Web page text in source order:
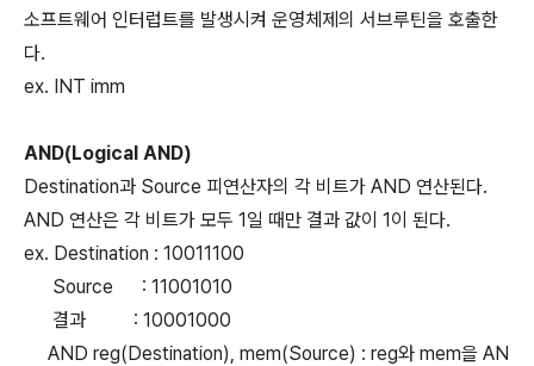
소프트웨어 인터럽트를 발생시켜 운영체제의 서브루틴을 호출한
다.
ex. INT imm
AND(Logical AND)
Destination과 Source 피연산자의 각 비트가 AND 연산된다.
AND 연산은 각 비트가 모두 1일 때만 결과 값이 1이 된다.
ex. Destination : 10011100
Source : 11001010
결과 : 10001000
AND reg(Destination), mem(Source) : reg와 mem을 AN